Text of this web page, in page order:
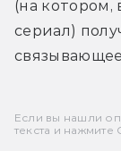
(на котором,
сериал)
Если вы нашли
текста и нажмите